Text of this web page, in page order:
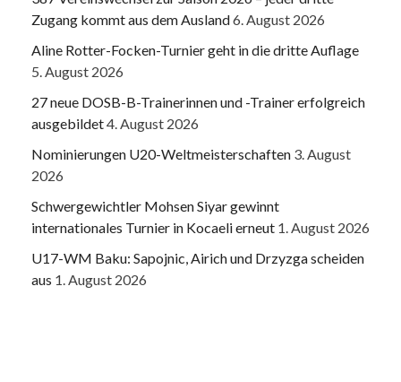
Zugang kommt aus dem Ausland6. August 2026
Aline Rotter-Focken-Turnier geht in die dritte Auflage
5. August 2026
27 neue DOSB-B-Trainerinnen und -Trainer erfolgreich
ausgebildet4. August 2026
Nominierungen U20-Weltmeisterschaften 3. August
2026
Schwergewichtler Mohsen Siyar gewinnt
internationales Turnier in Kocaeli erneut 1. August 2026
U17-WM Baku: Sapojnic, Airich und Drzyzga scheiden
aus 1. August 2026